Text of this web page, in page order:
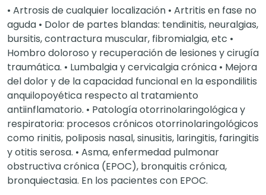
• Artrosis de cualquier localización • Artritis en fase no
aguda • Dolor de partes blandas: tendinitis, neuralgias,
bursitis, contractura muscular, fibromialgia, etc •
Hombro doloroso y recuperación de lesiones y cirugía
traumática. • Lumbalgia y cervicalgia crónica • Mejora
del dolor y de la capacidad funcional en la espondilitis
anquilopoyética respecto al tratamiento
antiinflamatorio. • Patología otorrinolaringológica y
respiratoria: procesos crónicos otorrinolaringológicos
como rinitis, poliposis nasal, sinusitis, laringitis, faringitis
y otitis serosa. • Asma, enfermedad pulmonar
obstructiva crónica (EPOC), bronquitis crónica,
bronquiectasia. En los pacientes con EPOC.